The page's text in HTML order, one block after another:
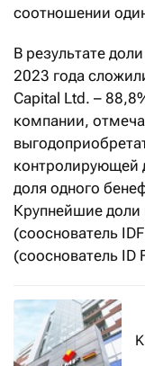
соотношении
В результате
2023 года
Capital Ltd. –
компании,
контролирующей
доля одного
Крупнейшие доли
(сооснователь
(сооснователь ID